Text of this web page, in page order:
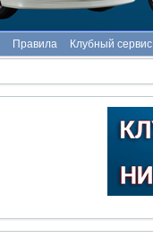
Правила Клубный сервис